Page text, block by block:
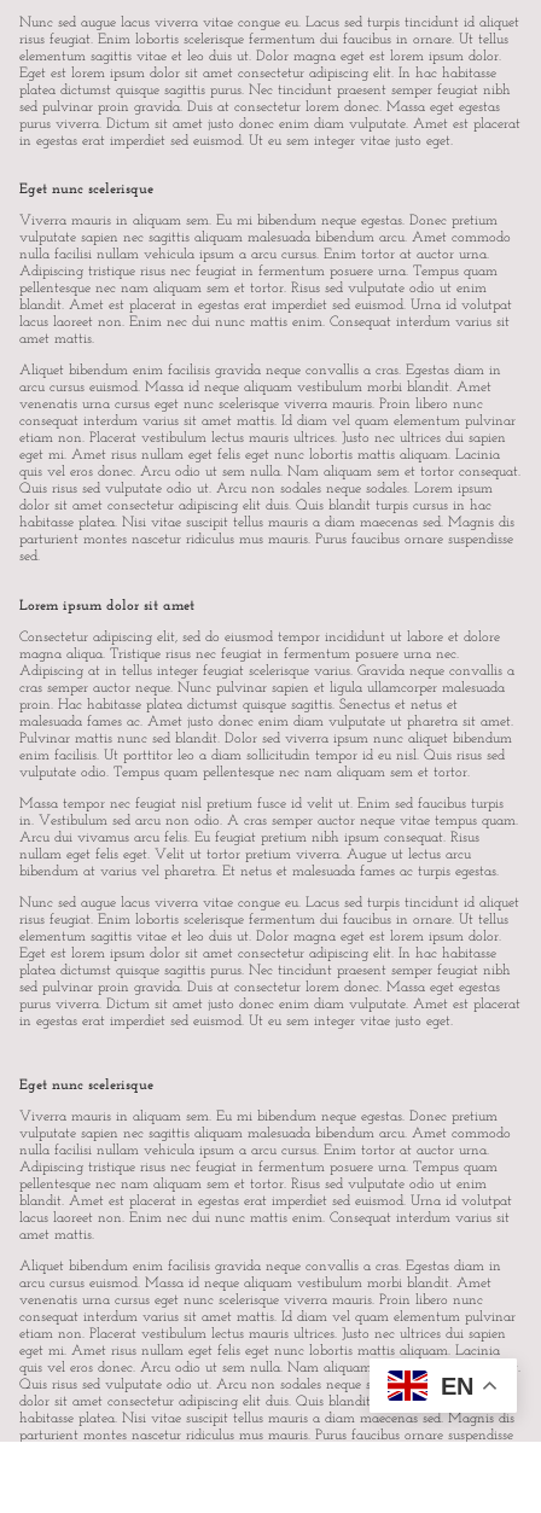
Nunc sed augue lacus viverra vitae congue eu. Lacus sed turpis tincidunt id aliquet
risus feugiat. Enim lobortis scelerisque fermentum dui faucibus in ornare. Ut tellus
elementum sagittis vitae et leo duis ut. Dolor magna eget est lorem ipsum dolor.
Eget est lorem ipsum dolor sit amet consectetur adipiscing elit. In hac habitasse
platea dictumst quisque sagittis purus. Nec tincidunt praesent semper feugiat nibh
sed pulvinar proin gravida. Duis at consectetur lorem donec. Massa eget egestas
purus viverra. Dictum sit amet justo donec enim diam vulputate. Amet est placerat
in egestas erat imperdiet sed euismod. Ut eu sem integer vitae justo eget.
Eget nunc scelerisque
Viverra mauris in aliquam sem. Eu mi bibendum neque egestas. Donec pretium
vulputate sapien nec sagittis aliquam malesuada bibendum arcu. Amet commodo
nulla facilisi nullam vehicula ipsum a arcu cursus. Enim tortor at auctor urna.
Adipiscing tristique risus nec feugiat in fermentum posuere urna. Tempus quam
pellentesque nec nam aliquam sem et tortor. Risus sed vulputate odio ut enim
blandit. Amet est placerat in egestas erat imperdiet sed euismod. Urna id volutpat
lacus laoreet non. Enim nec dui nunc mattis enim. Consequat interdum varius sit
amet mattis.
Aliquet bibendum enim facilisis gravida neque convallis a cras. Egestas diam in
arcu cursus euismod. Massa id neque aliquam vestibulum morbi blandit. Amet
venenatis urna cursus eget nunc scelerisque viverra mauris. Proin libero nunc
consequat interdum varius sit amet mattis. Id diam vel quam elementum pulvinar
etiam non. Placerat vestibulum lectus mauris ultrices. Justo nec ultrices dui sapien
eget mi. Amet risus nullam eget felis eget nunc lobortis mattis aliquam. Lacinia
quis vel eros donec. Arcu odio ut sem nulla. Nam aliquam sem et tortor consequat.
Quis risus sed vulputate odio ut. Arcu non sodales neque sodales. Lorem ipsum
dolor sit amet consectetur adipiscing elit duis. Quis blandit turpis cursus in hac
habitasse platea. Nisi vitae suscipit tellus mauris a diam maecenas sed. Magnis dis
parturient montes nascetur ridiculus mus mauris. Purus faucibus ornare suspendisse
sed.
Lorem ipsum dolor sit amet
Consectetur adipiscing elit, sed do eiusmod tempor incididunt ut labore et dolore
magna aliqua. Tristique risus nec feugiat in fermentum posuere urna nec.
Adipiscing at in tellus integer feugiat scelerisque varius. Gravida neque convallis a
cras semper auctor neque. Nunc pulvinar sapien et ligula ullamcorper malesuada
proin. Hac habitasse platea dictumst quisque sagittis. Senectus et netus et
malesuada fames ac. Amet justo donec enim diam vulputate ut pharetra sit amet.
Pulvinar mattis nunc sed blandit. Dolor sed viverra ipsum nunc aliquet bibendum
enim facilisis. Ut porttitor leo a diam sollicitudin tempor id eu nisl. Quis risus sed
vulputate odio. Tempus quam pellentesque nec nam aliquam sem et tortor.
Massa tempor nec feugiat nisl pretium fusce id velit ut. Enim sed faucibus turpis
in. Vestibulum sed arcu non odio. A cras semper auctor neque vitae tempus quam.
Arcu dui vivamus arcu felis. Eu feugiat pretium nibh ipsum consequat. Risus
nullam eget felis eget. Velit ut tortor pretium viverra. Augue ut lectus arcu
bibendum at varius vel pharetra. Et netus et malesuada fames ac turpis egestas.
Nunc sed augue lacus viverra vitae congue eu. Lacus sed turpis tincidunt id aliquet
risus feugiat. Enim lobortis scelerisque fermentum dui faucibus in ornare. Ut tellus
elementum sagittis vitae et leo duis ut. Dolor magna eget est lorem ipsum dolor.
Eget est lorem ipsum dolor sit amet consectetur adipiscing elit. In hac habitasse
platea dictumst quisque sagittis purus. Nec tincidunt praesent semper feugiat nibh
sed pulvinar proin gravida. Duis at consectetur lorem donec. Massa eget egestas
purus viverra. Dictum sit amet justo donec enim diam vulputate. Amet est placerat
in egestas erat imperdiet sed euismod. Ut eu sem integer vitae justo eget.
Eget nunc scelerisque
Viverra mauris in aliquam sem. Eu mi bibendum neque egestas. Donec pretium
vulputate sapien nec sagittis aliquam malesuada bibendum arcu. Amet commodo
nulla facilisi nullam vehicula ipsum a arcu cursus. Enim tortor at auctor urna.
Adipiscing tristique risus nec feugiat in fermentum posuere urna. Tempus quam
pellentesque nec nam aliquam sem et tortor. Risus sed vulputate odio ut enim
blandit. Amet est placerat in egestas erat imperdiet sed euismod. Urna id volutpat
lacus laoreet non. Enim nec dui nunc mattis enim. Consequat interdum varius sit
amet mattis.
Aliquet bibendum enim facilisis gravida neque convallis a cras. Egestas diam in
arcu cursus euismod. Massa id neque aliquam vestibulum morbi blandit. Amet
venenatis urna cursus eget nunc scelerisque viverra mauris. Proin libero nunc
consequat interdum varius sit amet mattis. Id diam vel quam elementum pulvinar
etiam non. Placerat vestibulum lectus mauris ultrices. Justo nec ultrices dui sapien
eget mi. Amet risus nullam eget felis eget nunc lobortis mattis aliquam. Lacinia
quis vel eros donec. Arcu odio ut sem nulla. Nam aliquam sem et tortor consequat.
Quis risus sed vulputate odio ut. Arcu non sodales neque sodales. Lorem ipsum
dolor sit amet consectetur adipiscing elit duis. Quis blandit turpis cursus in hac
habitasse platea. Nisi vitae suscipit tellus mauris a diam maecenas sed. Magnis dis
parturient montes nascetur ridiculus mus mauris. Purus faucibus ornare suspendisse
EN